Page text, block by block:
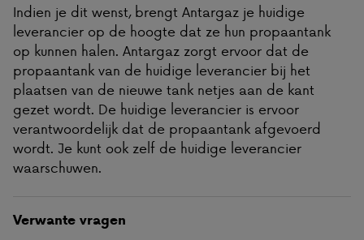
Indien je dit wenst, brengt Antargaz je huidige
leverancier op de hoogte dat ze hun propaantank
op kunnen halen. Antargaz zorgt ervoor dat de
propaantank van de huidige leverancier bij het
plaatsen van de nieuwe tank netjes aan de kant
gezet wordt. De huidige leverancier is ervoor
verantwoordelijk dat de propaantank afgevoerd
wordt. Je kunt ook zelf de huidige leverancier
waarschuwen.
Verwante vragen